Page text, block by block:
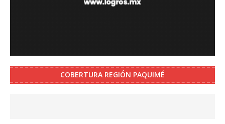
COBERTURA REGIÓN PAQUIMÉ